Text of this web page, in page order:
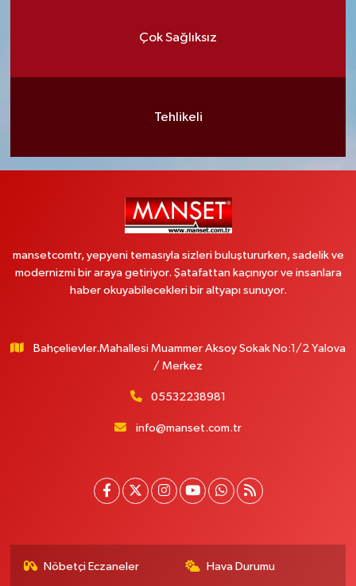
Çok Sağlıksız
Tehlikeli
mansetcomtr, yepyeni temasıyla sizleri buluştururken, sadelik ve
modernizmi bir araya getiriyor. Şatafattan kaçınıyor ve insanlara
haber okuyabilecekleri bir altyapı sunuyor.
Bahçelievler.Mahallesi Muammer Aksoy Sokak No:1/2 Yalova
/ Merkez
05532238981
info@manset.com.tr
Nöbetçi Eczaneler Hava Durumu